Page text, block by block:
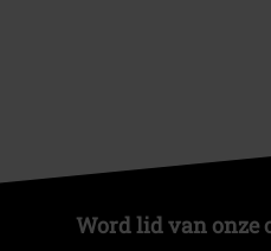
Word lid van onze